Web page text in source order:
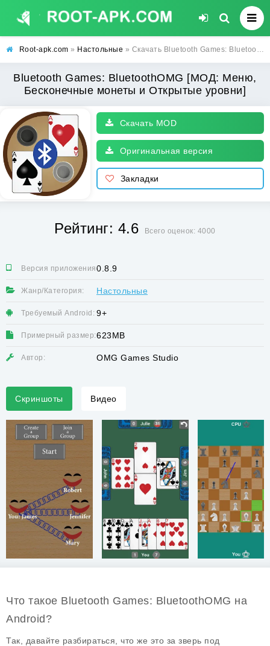
Root-apk.com » Настольные » Скачать Bluetooth Games: BluetoothOMG [МОД: Меню, Бесконечные монеты и Открытые уровни] | Взлом Bluetooth Games: BluetoothOMG на Андроид
Bluetooth Games: BluetoothOMG [МОД: Меню,
Бесконечные монеты и Открытые уровни]
Скачать MOD
Оригинальная версия
Закладки
Рейтинг: 4.6 Всего оценок: 4000
Версия приложения:0.8.9
Жанр/Категория: Настольные
Требуемый Android: 9+
Примерный размер:623MB
Автор: OMG Games Studio
Скриншоты Видео
Что такое Bluetooth Games: BluetoothOMG на
Android?
Так, давайте разбираться, что же это за зверь под